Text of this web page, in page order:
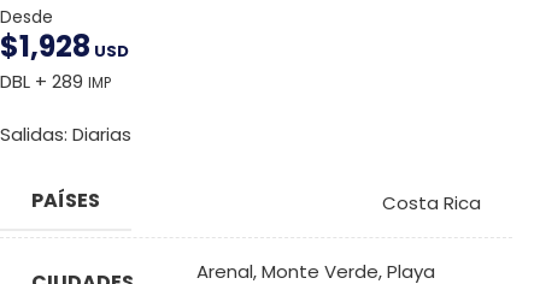
Desde
$1,928 USD
DBL + 289 IMP
Salidas: Diarias
PAÍSES Costa Rica
Arenal,Monte Verde,Playa